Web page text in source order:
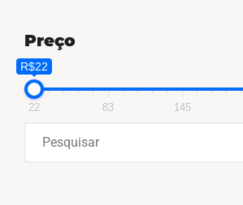
Preço
R$22
22 83 145